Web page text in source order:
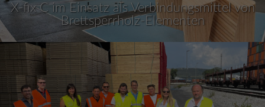
X-fix C im Einsatz als Verbindungsmittel von
Brettsperrholz-Elementen